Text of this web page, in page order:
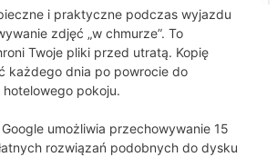
i praktyczne podczas wyjazdu
zdjęć „w chmurze”. To
Twoje pliki przed utratą. Kopię
każdego dnia po powrocie do
pokoju.
umożliwia przechowywanie 15
rozwiązań podobnych do dysku